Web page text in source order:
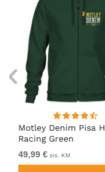
Motley Denim Pisa
Racing Green
49,99 € sis. KM